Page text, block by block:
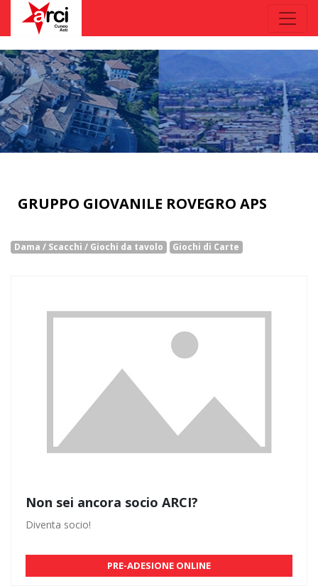
GRUPPO GIOVANILE ROVEGRO APS
Dama / Scacchi / Giochi da tavolo Giochi di Carte
Non sei ancora socio ARCI?
Diventa socio!
PRE-ADESIONE ONLINE